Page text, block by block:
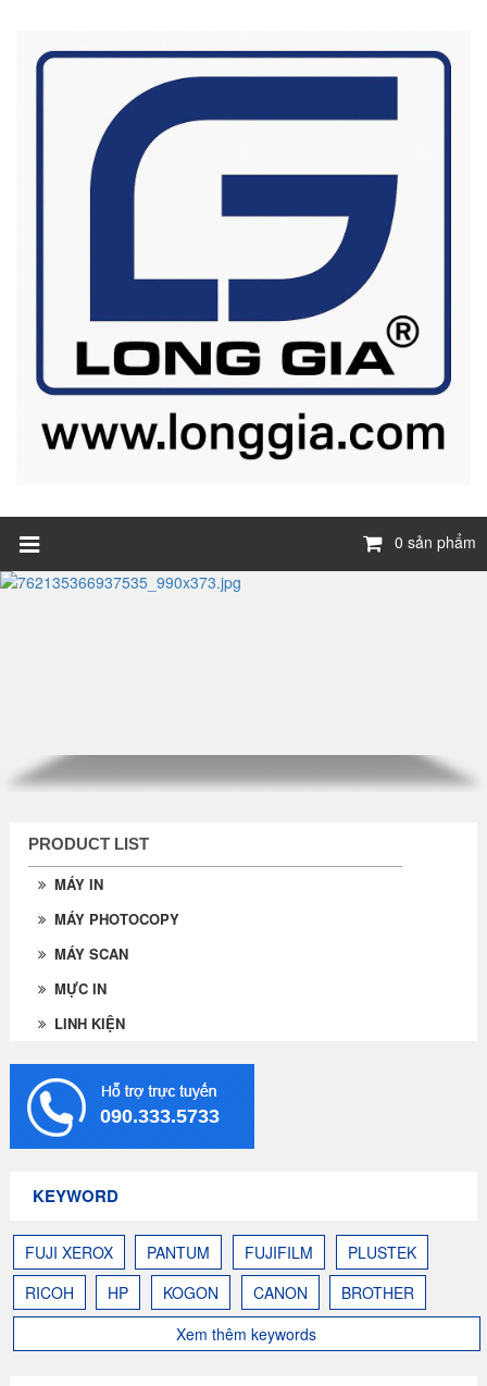
0 sản phẩm
PRODUCT LIST
MÁY IN
MÁY PHOTOCOPY
MÁY SCAN
MỰC IN
LINH KIỆN
090.333.5733
KEYWORD
FUJI XEROX PANTUM FUJIFILM
PLUSTEK
RICOH
HP KOGON CANON
BROTHER
Xem thêm keywords